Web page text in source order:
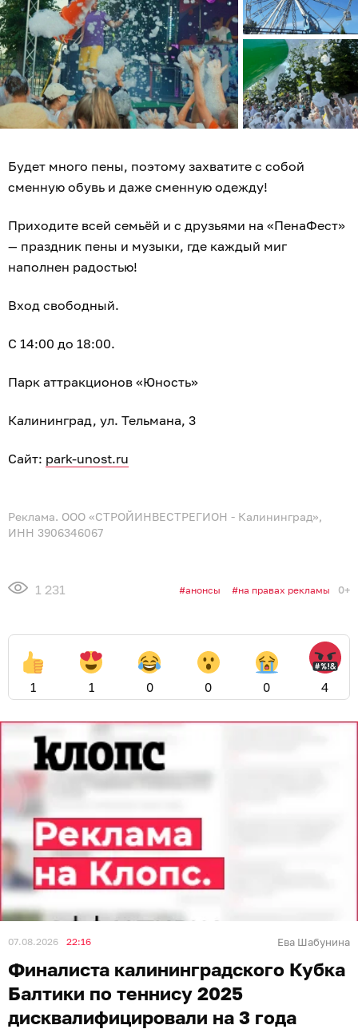
Будет много пены, поэтому захватите с собой
сменную обувь и даже сменную одежду!
Приходите всей семьёй и с друзьями на «ПенаФест»
— праздник пены и музыки, где каждый миг
наполнен радостью!
Вход свободный.
С 14:00 до 18:00.
Парк аттракционов «Юность»
Калининград, ул. Тельмана, 3
Сайт: park-unost.ru
Реклама. ООО «СТРОЙИНВЕСТРЕГИОН - Калининград»,
ИНН 3906346067
1 231 анонсы на правах рекламы 0+
1 1 0 0 0 4
07.08.2026 22:16 Ева Шабунина
Финалиста калининградского Кубка
Балтики по теннису 2025
дисквалифицировали на 3 года